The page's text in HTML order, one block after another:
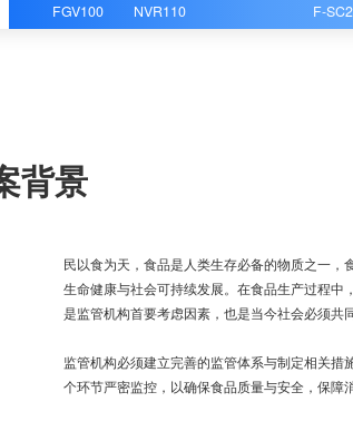
FGV100
NVR110
F-
背景
民以食为天，食品是人类生存必备的物质之一，
生命健康与社会可持续发展。在食品生产过程中
是监管机构首要考虑因素，也是当今社会必须共
监管机构必须建立完善的监管体系与制定相关措
个环节严密监控，以确保食品质量与安全，保障